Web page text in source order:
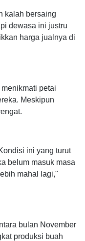
kalah bersaing
dewasa ini justru
harga jualnya di
petai
Meskipun
ini yang turut
belum masuk masa
mahal lagi,"
bulan November
produksi buah